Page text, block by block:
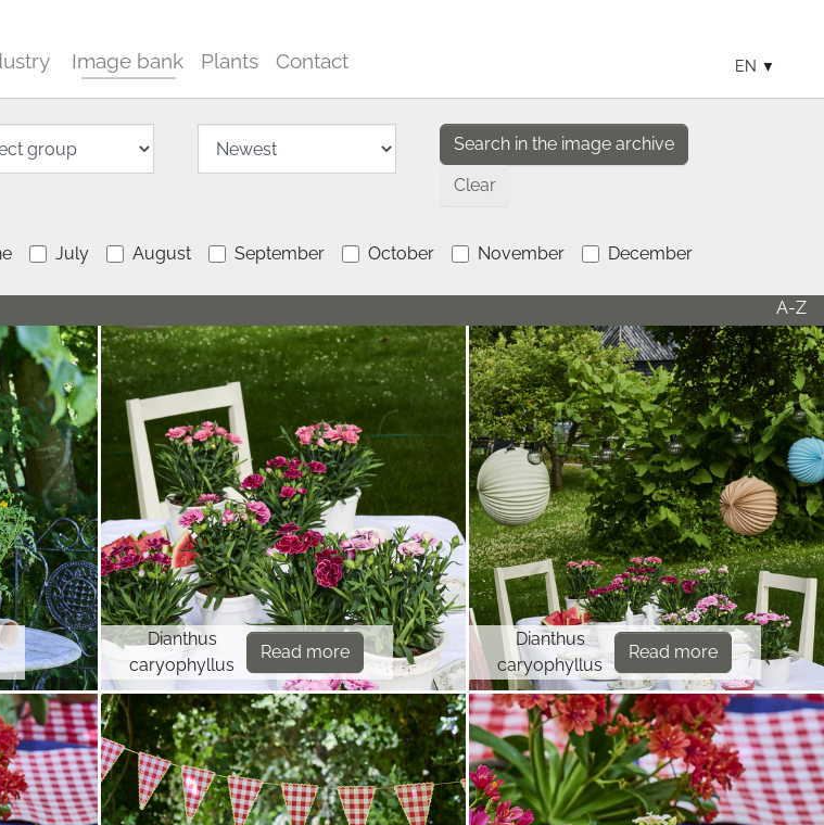
Image bank Plants Contact EN
Clear
July August September October November December
A-Z
Dianthus
caryophyllus
Read more
Dianthus
caryophyllus
Read more